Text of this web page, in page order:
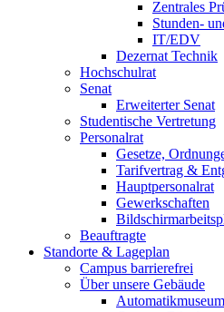
Zentrales
Stunden-
IT/EDV
Dezernat Technik
Hochschulrat
Senat
Erweiterter Senat
Studentische Vertretung
Personalrat
Gesetze,
Tarifvertrag &
Hauptpersonalrat
Gewerkschaften
Beauftragte
Standorte & Lageplan
Campus barrierefrei
Über unsere Gebäude
Automatikmuseum